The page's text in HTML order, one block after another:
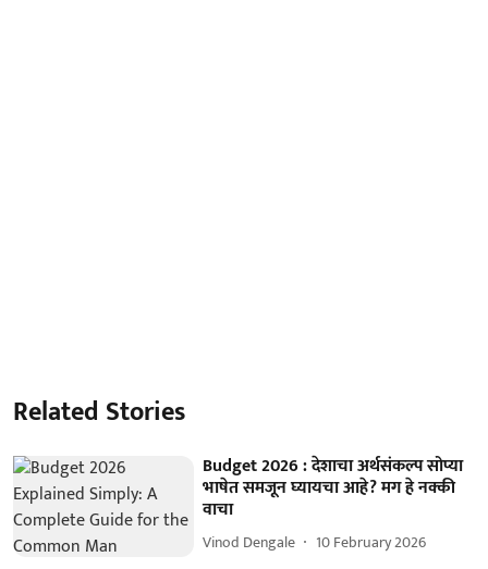
Related Stories
Budget 2026 : देशाचा अर्थसंकल्प सोप्या
भाषेत समजून घ्यायचा आहे? मग हे नक्की
वाचा
Vinod Dengale 10 February 2026